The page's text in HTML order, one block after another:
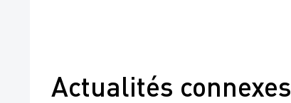
Actualités connexes